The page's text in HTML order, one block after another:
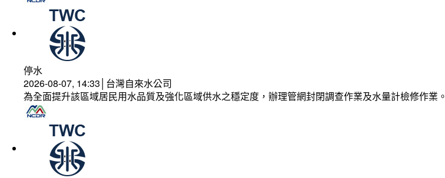
停水
2026-08-07, 14:33│台灣自來水公司
為全面提升該區域居民用水品質及強化區域供水之穩定度，辦理管網封閉調查作業及水量計檢修作業。